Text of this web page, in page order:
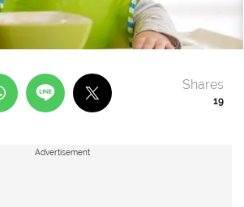
19
Shares
Advertisement